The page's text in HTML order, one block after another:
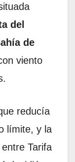
del
de
viento
reducía
límite, y la
Tarifa